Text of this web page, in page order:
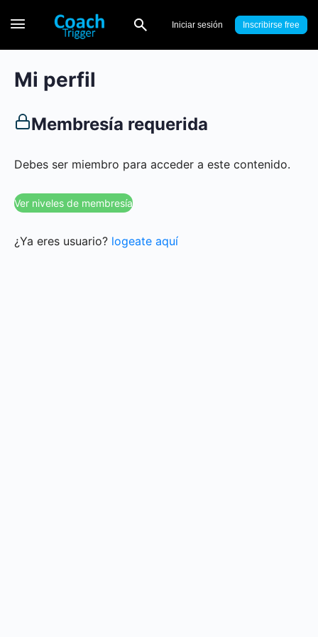
Iniciar sesión Inscribirse
Mi perfil
Membresía requerida
Debes ser miembro para acceder a este contenido.
Ver niveles de membresía
¿Ya eres usuario? logeate aquí